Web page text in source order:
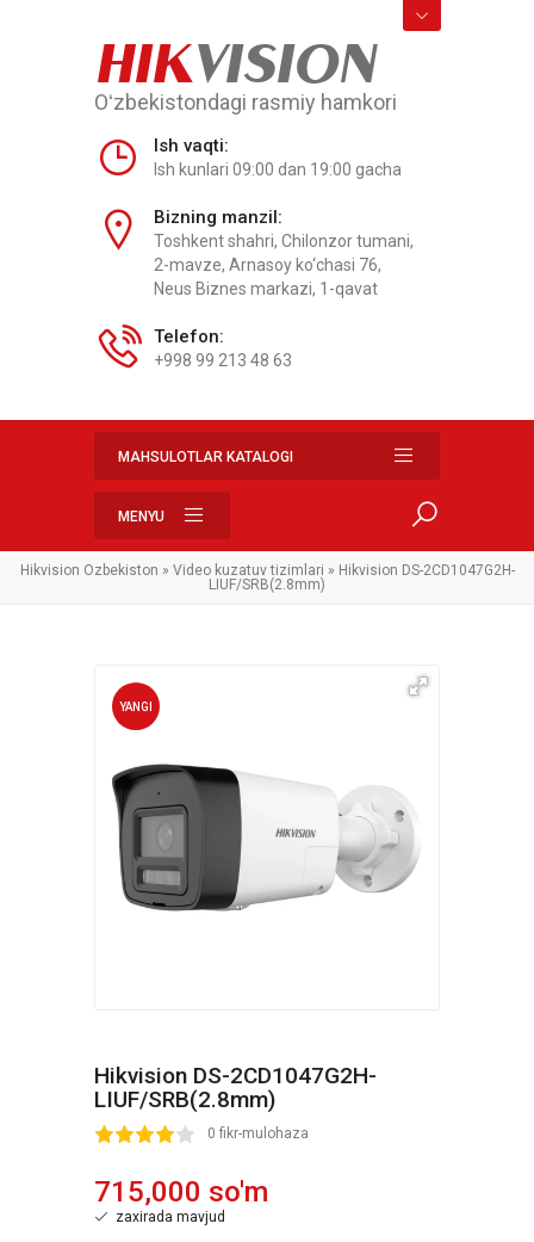
HIKVISION
Oʻzbekistondagi rasmiy hamkori
Ish vaqti:
Ish kunlari 09:00 dan 19:00 gacha
Bizning manzil:
Toshkent shahri, Chilonzor tumani,
2-mavze, Arnasoy ko‘chasi 76,
Neus Biznes markazi, 1-qavat
Telefon:
+998 99 213 48 63
MAHSULOTLAR KATALOGI
MENYU
Hikvision Ozbekiston » Video kuzatuv tizimlari » Hikvision DS-2CD1047G2H-
LIUF/SRB(2.8mm)
YANGI
Hikvision DS-2CD1047G2H-
LIUF/SRB(2.8mm)
0 fikr-mulohaza
715,000 so'm
zaxirada mavjud